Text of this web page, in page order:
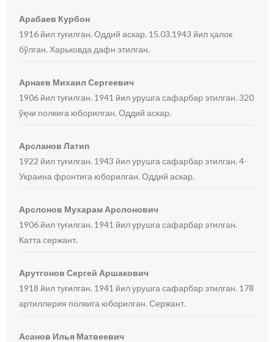
Арабаев Курбон
1916 йил туғилган. Оддий аскар. 15.03.1943 йил ҳалок
бўлган. Харьковда дафн этилган.
Арнаев Михаил Сергеевич
1906 йил туғилган. 1941 йил урушга сафарбар этилган. 320
ўқчи полкига юборилган. Оддий аскар.
Арсланов Латип
1922 йил туғилган. 1943 йил урушга сафарбар этилган. 4-
Украина фронтига юборилган. Оддий аскар.
Арслонов Мухарам Арслонович
1906 йил туғилган. 1941 йил урушга сафарбар этилган.
Катта сержант.
Арутгонов Сергей Аршакович
1918 йил туғилган. 1941 йил урушга сафарбар этилган. 178
артиллерия полкига юборилган. Сержант.
Асанов Илья Матвеевич